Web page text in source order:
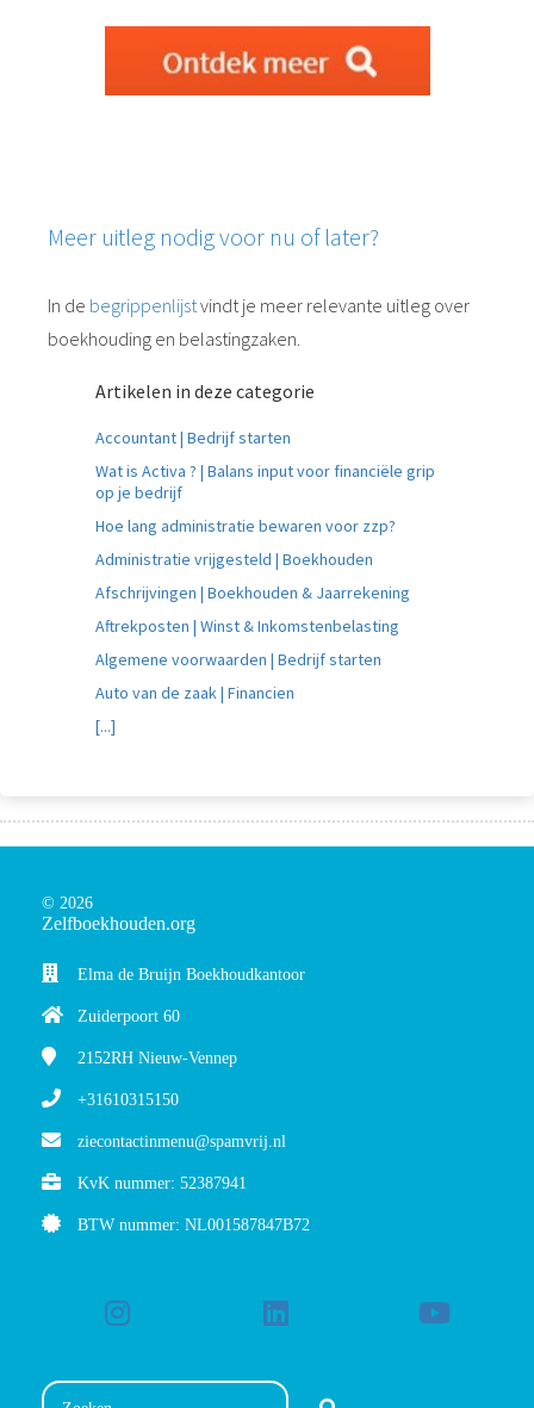
Meer uitleg nodig voor nu of later?
In de begrippenlijstvindt je meer relevante uitleg over
boekhouding en belastingzaken.
Artikelen in deze categorie
Accountant | Bedrijf starten
Wat is Activa ? | Balans input voor financiële grip
op je bedrijf
Hoe lang administratie bewaren voor zzp?
Administratie vrijgesteld | Boekhouden
Afschrijvingen | Boekhouden & Jaarrekening
Aftrekposten | Winst & Inkomstenbelasting
Algemene voorwaarden | Bedrijf starten
Auto van de zaak | Financien
[...]
© 2026
Zelfboekhouden.org
Elma de Bruijn Boekhoudkantoor
Zuiderpoort 60
2152RH Nieuw-Vennep
+31610315150
ziecontactinmenu@spamvrij.nl
KvK nummer: 52387941
BTW nummer: NL001587847B72